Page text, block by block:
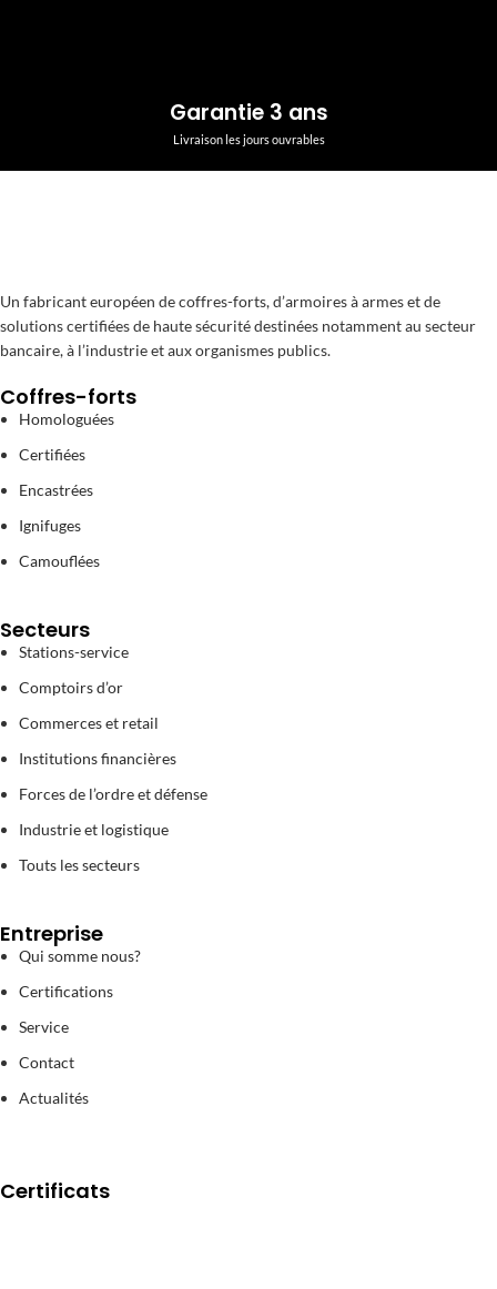
Garantie 3 ans
Livraison les jours ouvrables
Un fabricant européen de coffres-forts, d’armoires à armes et de
solutions certifiées de haute sécurité destinées notamment au secteur
bancaire, à l’industrie et aux organismes publics.
Coffres-forts
Homologuées
Certifiées
Encastrées
Ignifuges
Camouflées
Secteurs
Stations-service
Comptoirs d’or
Commerces et retail
Institutions financières
Forces de l’ordre et défense
Industrie et logistique
Touts les secteurs
Entreprise
Qui somme nous?
Certifications
Service
Contact
Actualités
Certificats